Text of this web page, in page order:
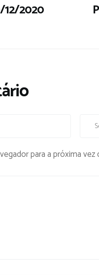
12/2020
para a próxima